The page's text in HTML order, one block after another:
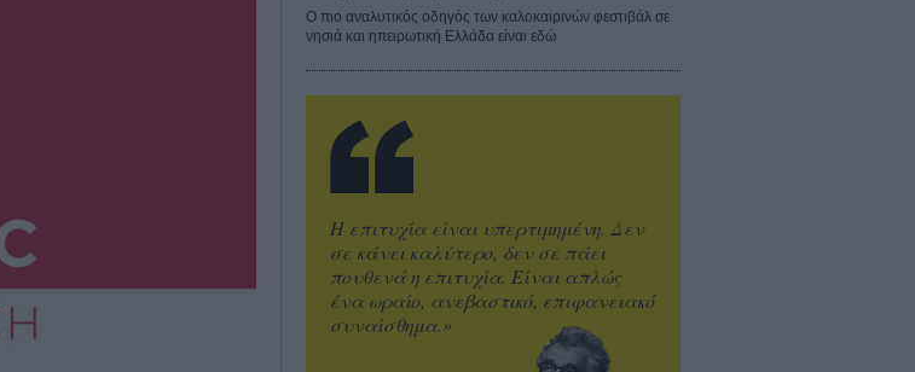
Ο πιο αναλυτικός οδηγός των καλοκαιρινών φεστιβάλ σε
νησιά και ηπειρωτική Ελλάδα είναι εδώ
Η επιτυχία είναι υπερτιμημένη. Δεν
σε κάνει καλύτερο, δεν σε πάει
πουθενά η επιτυχία. Είναι απλώς
ένα ωραίο, ανεβαστικό, επιφανειακό
συναίσθημα.»